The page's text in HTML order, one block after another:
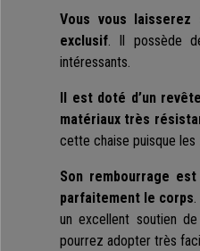
Vous vous laisserez
exclusif. Il possède
intéressants.
Il est doté d’un
matériaux très
cette chaise puisque les
Son rembourrage
parfaitement le corps
un excellent soutien
pourrez adopter très